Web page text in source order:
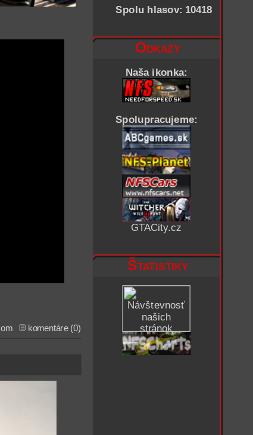
Spolu hlasov: 10418
Odkazy
Naša ikonka:
Spolupracujeme:
GTACity.cz
Štatistiky
komentáre (0)